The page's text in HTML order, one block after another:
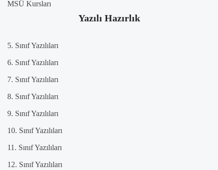
MSÜ Kursları
Yazılı Hazırlık
5. Sınıf Yazılıları
6. Sınıf Yazılıları
7. Sınıf Yazılıları
8. Sınıf Yazılıları
9. Sınıf Yazılıları
10. Sınıf Yazılıları
11. Sınıf Yazılıları
12. Sınıf Yazılıları